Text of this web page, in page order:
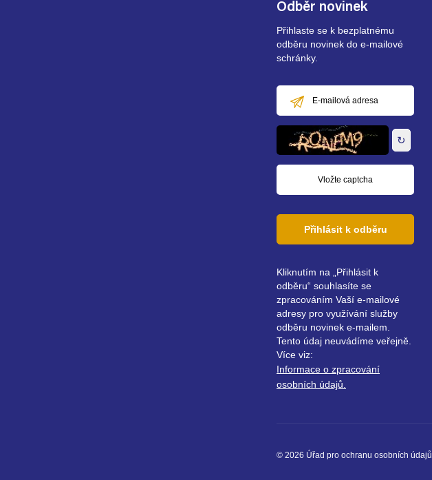
Odběr novinek
Přihlaste se k bezplatnému
odběru novinek do e-mailové
schránky.
mailová
adresa
↻
Přihlásit k odběru
Kliknutím na „Přihlásit k
odběru“ souhlasíte se
zpracováním Vaší e-mailové
adresy pro využívání služby
odběru novinek e-mailem.
Tento údaj neuvádíme veřejně.
Více viz:
Informace o zpracování
osobních údajů.
© 2026 Úřad pro ochranu osobních údajů